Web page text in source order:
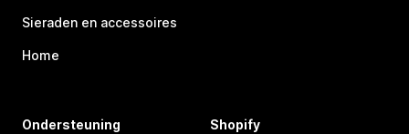
Sieraden en accessoires
Home
Ondersteuning Shopify